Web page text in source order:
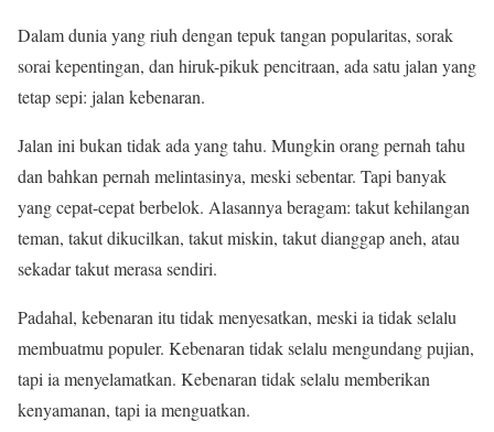
Dalam dunia yang riuh dengan tepuk tangan popularitas, sorak
sorai kepentingan, dan hiruk-pikuk pencitraan, ada satu jalan yang
tetap sepi: jalan kebenaran.
Jalan ini bukan tidak ada yang tahu. Mungkin orang pernah tahu
dan bahkan pernah melintasinya, meski sebentar. Tapi banyak
yang cepat-cepat berbelok. Alasannya beragam: takut kehilangan
teman, takut dikucilkan, takut miskin, takut dianggap aneh, atau
sekadar takut merasa sendiri.
Padahal, kebenaran itu tidak menyesatkan, meski ia tidak selalu
membuatmu populer. Kebenaran tidak selalu mengundang pujian,
tapi ia menyelamatkan. Kebenaran tidak selalu memberikan
kenyamanan, tapi ia menguatkan.